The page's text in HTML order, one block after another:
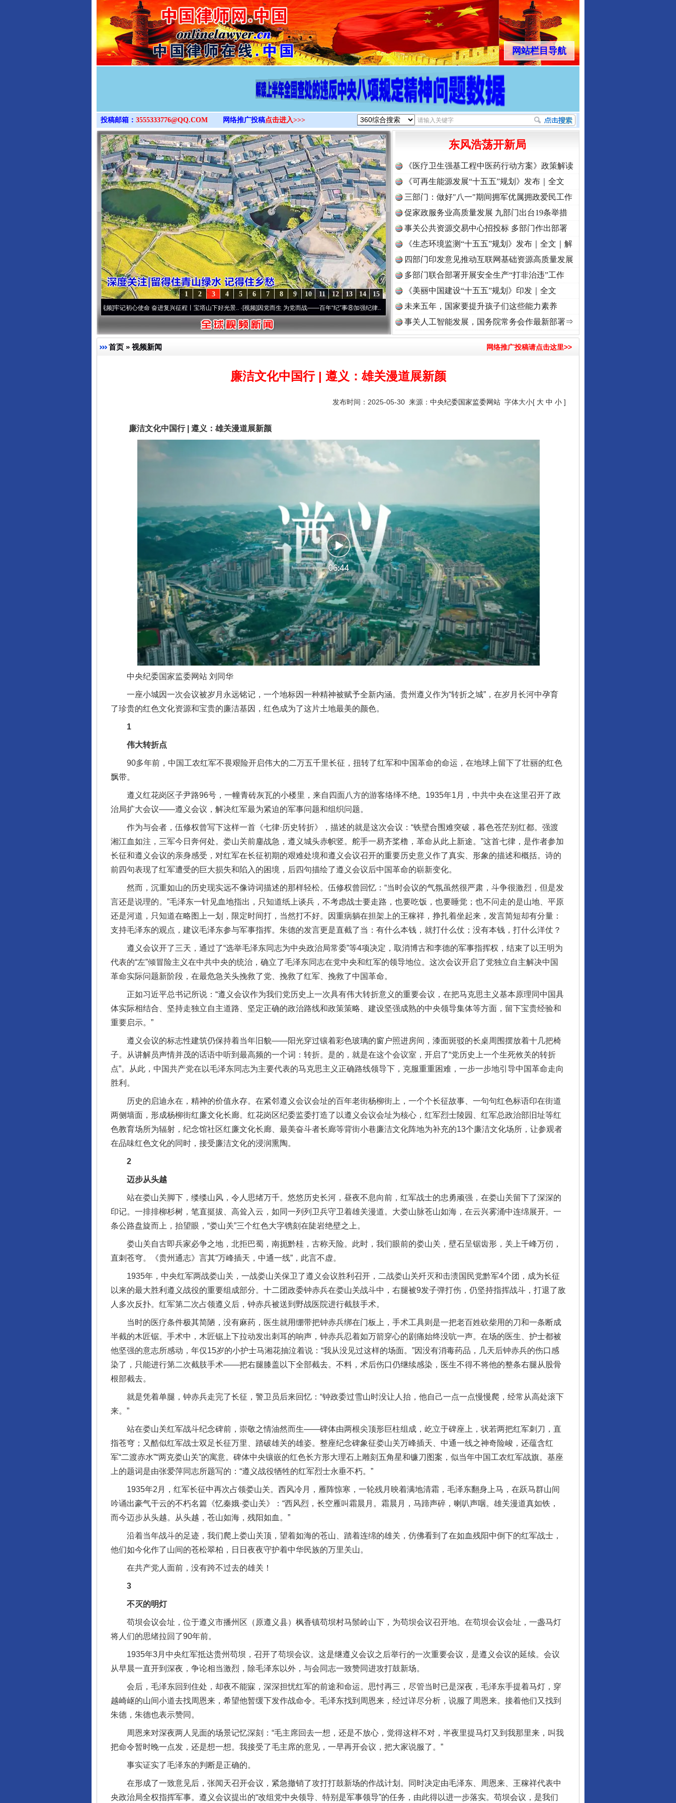
>
网站栏目导航
投稿邮箱： 3555333776@QQ.COM 网络推广投稿点击进入>>>
15
14
13
12
11
10
9
8
7
6
5
4
3
2
1
牢记初心使命 奋进复兴征程丨宝塔山下好光景..·[视频]因党而生 为党而战——百年“纪”事⑧加强纪律..·[视频]牢记初心使命 奋进复兴征程丨“转折之城”激荡..·[视频] 牢记初心使命 奋进复兴征程丨红船起航处 潮起..
东风浩荡开新局
《医疗卫生强基工程中医药行动方案》政策解读
《可再生能源发展“十五五”规划》发布｜全文
三部门：做好"八一"期间拥军优属拥政爱民工作
促家政服务业高质量发展 九部门出台19条举措
事关公共资源交易中心招投标 多部门作出部署
《生态环境监测“十五五”规划》发布｜全文｜解
读
四部门印发意见推动互联网基础资源高质量发展
多部门联合部署开展安全生产“打非治违”工作
《美丽中国建设“十五五”规划》印发｜全文
未来五年，国家要提升孩子们这些能力素养
事关人工智能发展，国务院常务会作最新部署⇒
首页 » 视频新闻 网络推广投稿请点击这里>>
廉洁文化中国行 | 遵义：雄关漫道展新颜
发布时间：2025-05-30 来源： 中央纪委国家监委网站 字体大小[ 大 中 小 ]
廉洁文化中国行 | 遵义：雄关漫道展新颜
中央纪委国家监委网站 刘同华
一座小城因一次会议被岁月永远铭记，一个地标因一种精神被赋予全新内涵。贵州遵义作为“转折之城”，在岁月长河中孕育
了珍贵的红色文化资源和宝贵的廉洁基因，红色成为了这片土地最美的颜色。
1
伟大转折点
90多年前，中国工农红军不畏艰险开启伟大的二万五千里长征，扭转了红军和中国革命的命运，在地球上留下了壮丽的红色
飘带。
遵义红花岗区子尹路96号，一幢青砖灰瓦的小楼里，来自四面八方的游客络绎不绝。1935年1月，中共中央在这里召开了政
治局扩大会议——遵义会议，解决红军最为紧迫的军事问题和组织问题。
作为与会者，伍修权曾写下这样一首《七律·历史转折》，描述的就是这次会议：“铁壁合围难突破，暮色苍茫别红都。强渡
湘江血如注，三军今日奔何处。娄山关前鏖战急，遵义城头赤帜竖。舵手一易齐桨橹，革命从此上新途。”这首七律，是作者参加
长征和遵义会议的亲身感受，对红军在长征初期的艰难处境和遵义会议召开的重要历史意义作了真实、形象的描述和概括。诗的
前四句表现了红军遭受的巨大损失和陷入的困境，后四句描绘了遵义会议后中国革命的崭新变化。
然而，沉重如山的历史现实远不像诗词描述的那样轻松。伍修权曾回忆：“当时会议的气氛虽然很严肃，斗争很激烈，但是发
言还是说理的。”毛泽东一针见血地指出，只知道纸上谈兵，不考虑战士要走路，也要吃饭，也要睡觉；也不问走的是山地、平原
还是河道，只知道在略图上一划，限定时间打，当然打不好。因重病躺在担架上的王稼祥，挣扎着坐起来，发言简短却有分量：
支持毛泽东的观点，建议毛泽东参与军事指挥。朱德的发言更是直截了当：有什么本钱，就打什么仗；没有本钱，打什么洋仗？
遵义会议开了三天，通过了“选举毛泽东同志为中央政治局常委”等4项决定，取消博古和李德的军事指挥权，结束了以王明为
代表的“左”倾冒险主义在中共中央的统治，确立了毛泽东同志在党中央和红军的领导地位。这次会议开启了党独立自主解决中国
革命实际问题新阶段，在最危急关头挽救了党、挽救了红军、挽救了中国革命。
正如习近平总书记所说：“遵义会议作为我们党历史上一次具有伟大转折意义的重要会议，在把马克思主义基本原理同中国具
体实际相结合、坚持走独立自主道路、坚定正确的政治路线和政策策略、建设坚强成熟的中央领导集体等方面，留下宝贵经验和
重要启示。”
遵义会议的标志性建筑仍保持着当年旧貌——阳光穿过镶着彩色玻璃的窗户照进房间，漆面斑驳的长桌周围摆放着十几把椅
子。从讲解员声情并茂的话语中听到最高频的一个词：转折。是的，就是在这个会议室，开启了“党历史上一个生死攸关的转折
点”。从此，中国共产党在以毛泽东同志为主要代表的马克思主义正确路线领导下，克服重重困难，一步一步地引导中国革命走向
胜利。
历史的启迪永在，精神的价值永存。在紧邻遵义会议会址的百年老街杨柳街上，一个个长征故事、一句句红色标语印在街道
两侧墙面，形成杨柳街红廉文化长廊。红花岗区纪委监委打造了以遵义会议会址为核心，红军烈士陵园、红军总政治部旧址等红
色教育场所为辐射，纪念馆社区红廉文化长廊、最美奋斗者长廊等背街小巷廉洁文化阵地为补充的13个廉洁文化场所，让参观者
在品味红色文化的同时，接受廉洁文化的浸润熏陶。
2
迈步从头越
站在娄山关脚下，缕缕山风，令人思绪万千。悠悠历史长河，昼夜不息向前，红军战士的忠勇顽强，在娄山关留下了深深的
印记。一排排柳杉树，笔直挺拔、高耸入云，如同一列列卫兵守卫着雄关漫道。大娄山脉苍山如海，在云兴雾涌中连绵展开。一
条公路盘旋而上，抬望眼，“娄山关”三个红色大字镌刻在陡岩绝壁之上。
娄山关自古即兵家必争之地，北拒巴蜀，南扼黔桂，古称天险。此时，我们眼前的娄山关，壁石呈锯齿形，关上千峰万仞，
直刺苍穹。《贵州通志》言其“万峰插天，中通一线”，此言不虚。
1935年，中央红军两战娄山关，一战娄山关保卫了遵义会议胜利召开，二战娄山关歼灭和击溃国民党黔军4个团，成为长征
以来的最大胜利遵义战役的重要组成部分。十二团政委钟赤兵在娄山关战斗中，右腿被9发子弹打伤，仍坚持指挥战斗，打退了敌
人多次反扑。红军第二次占领遵义后，钟赤兵被送到野战医院进行截肢手术。
当时的医疗条件极其简陋，没有麻药，医生就用绷带把钟赤兵绑在门板上，手术工具则是一把老百姓砍柴用的刀和一条断成
半截的木匠锯。手术中，木匠锯上下拉动发出刺耳的响声，钟赤兵忍着如万箭穿心的剧痛始终没吭一声。在场的医生、护士都被
他坚强的意志所感动，年仅15岁的小护士马湘花抽泣着说：“我从没见过这样的场面。”因没有消毒药品，几天后钟赤兵的伤口感
染了，只能进行第二次截肢手术——把右腿膝盖以下全部截去。不料，术后伤口仍继续感染，医生不得不将他的整条右腿从股骨
根部截去。
就是凭着单腿，钟赤兵走完了长征，警卫员后来回忆：“钟政委过雪山时没让人抬，他自己一点一点慢慢爬，经常从高处滚下
来。”
站在娄山关红军战斗纪念碑前，崇敬之情油然而生——碑体由两根尖顶形巨柱组成，屹立于碑座上，状若两把红军刺刀，直
指苍穹；又酷似红军战士双足长征万里、踏破雄关的雄姿。整座纪念碑象征娄山关万峰插天、中通一线之神奇险峻，还蕴含红
军“二渡赤水”“两克娄山关”的寓意。碑体中央镶嵌的红色长方形大理石上雕刻五角星和镰刀图案，似当年中国工农红军战旗。基座
上的题词是由张爱萍同志所题写的：“遵义战役牺牲的红军烈士永垂不朽。”
1935年2月，红军长征中再次占领娄山关。西风冷月，雁阵惊寒，一轮残月映着满地清霜，毛泽东翻身上马，在跃马群山间
吟诵出豪气干云的不朽名篇《忆秦娥·娄山关》：“西风烈，长空雁叫霜晨月。霜晨月，马蹄声碎，喇叭声咽。雄关漫道真如铁，
而今迈步从头越。从头越，苍山如海，残阳如血。”
沿着当年战斗的足迹，我们爬上娄山关顶，望着如海的苍山、踏着连绵的雄关，仿佛看到了在如血残阳中倒下的红军战士，
他们如今化作了山间的苍松翠柏，日日夜夜守护着中华民族的万里关山。
在共产党人面前，没有跨不过去的雄关！
3
不灭的明灯
苟坝会议会址，位于遵义市播州区（原遵义县）枫香镇苟坝村马鬃岭山下，为苟坝会议召开地。在苟坝会议会址，一盏马灯
将人们的思绪拉回了90年前。
1935年3月中央红军抵达贵州苟坝，召开了苟坝会议。这是继遵义会议之后举行的一次重要会议，是遵义会议的延续。会议
从早晨一直开到深夜，争论相当激烈，除毛泽东以外，与会同志一致赞同进攻打鼓新场。
会后，毛泽东回到住处，却夜不能寐，深深担忧红军的前途和命运。思忖再三，尽管当时已是深夜，毛泽东手提着马灯，穿
越崎岖的山间小道去找周恩来，希望他暂缓下发作战命令。毛泽东找到周恩来，经过详尽分析，说服了周恩来。接着他们又找到
朱德，朱德也表示赞同。
周恩来对深夜两人见面的场景记忆深刻：“毛主席回去一想，还是不放心，觉得这样不对，半夜里提马灯又到我那里来，叫我
把命令暂时晚一点发，还是想一想。我接受了毛主席的意见，一早再开会议，把大家说服了。”
事实证实了毛泽东的判断是正确的。
在形成了一致意见后，张闻天召开会议，紧急撤销了攻打打鼓新场的作战计划。同时决定由毛泽东、周恩来、王稼祥代表中
央政治局全权指挥军事。遵义会议提出的“改组党中央领导、特别是军事领导”的任务，由此得以进一步落实。苟坝会议，是我们
完善运行机制助力责任有效落实